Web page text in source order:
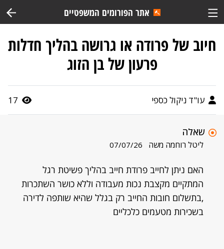
אתר הפורומים המשפטיים
חיוב של פרודה או גרושה בהליך חדלות
פרעון של בן הזוג
עו"ד ניקול כספי 17
שאלה
ליטל רוחמה משה 07/07/26
האם ניתן לחייב פרודת חייב בהליך פשיטת רגל
המתקיים מקצבת נכות מעבודה וללא כושר השתכרות
,בתשלום חובות החייב רק בגלל שהיא שותפה לדירה
בשכירות מטעמים כלכליים